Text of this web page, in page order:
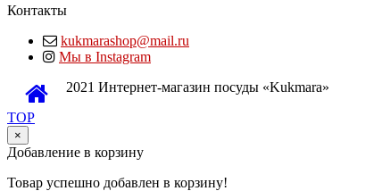
Контакты
kukmarashop@mail.ru
Мы в Instagram
2021 Интернет-магазин посуды «Kukmara»
TOP
×
Добавление в корзину
Товар успешно добавлен в корзину!